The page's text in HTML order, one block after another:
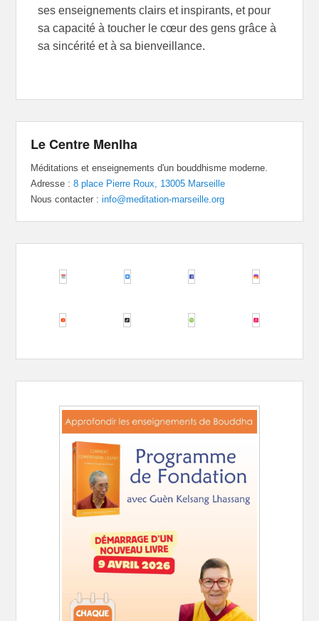
ses enseignements clairs et inspirants, et pour
sa capacité à toucher le cœur des gens grâce à
sa sincérité et à sa bienveillance.
Le Centre Menlha
Méditations et enseignements d'un bouddhisme moderne.
Adresse :8 place Pierre Roux, 13005 Marseille
Nous contacter :info@meditation-marseille.org